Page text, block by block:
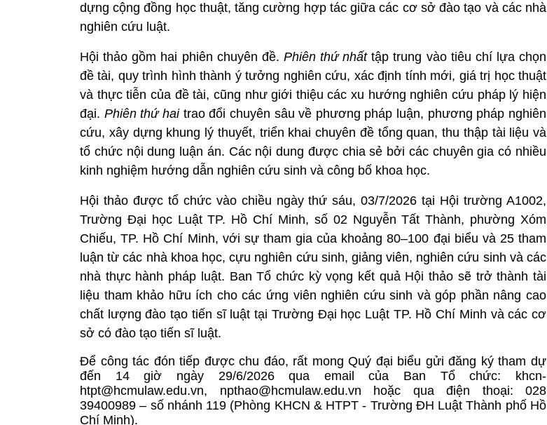
dựng cộng đồng học thuật, tăng cường hợp tác giữa các cơ sở đào tạo và các nhà
nghiên cứu luật.
Hội thảo gồm hai phiên chuyên đề. Phiên thứ nhấttập trung vào tiêu chí lựa chọn
đề tài, quy trình hình thành ý tưởng nghiên cứu, xác định tính mới, giá trị học thuật
và thực tiễn của đề tài, cũng như giới thiệu các xu hướng nghiên cứu pháp lý hiện
đại. Phiên thứ haitrao đổi chuyên sâu về phương pháp luận, phương pháp nghiên
cứu, xây dựng khung lý thuyết, triển khai chuyên đề tổng quan, thu thập tài liệu và
tổ chức nội dung luận án. Các nội dung được chia sẻ bởi các chuyên gia có nhiều
kinh nghiệm hướng dẫn nghiên cứu sinh và công bố khoa học.
Hội thảo được tổ chức vào chiều ngày thứ sáu, 03/7/2026 tại Hội trường A1002,
Trường Đại học Luật TP. Hồ Chí Minh, số 02 Nguyễn Tất Thành, phường Xóm
Chiếu, TP. Hồ Chí Minh, với sự tham gia của khoảng 80–100 đại biểu và 25 tham
luận từ các nhà khoa học, cựu nghiên cứu sinh, giảng viên, nghiên cứu sinh và các
nhà thực hành pháp luật. Ban Tổ chức kỳ vọng kết quả Hội thảo sẽ trở thành tài
liệu tham khảo hữu ích cho các ứng viên nghiên cứu sinh và góp phần nâng cao
chất lượng đào tạo tiến sĩ luật tại Trường Đại học Luật TP. Hồ Chí Minh và các cơ
sở có đào tạo tiến sĩ luật.
Để công tác đón tiếp được chu đáo, rất mong Quý đại biểu gửi đăng ký tham dự
đến 14 giờ ngày 29/6/2026qua email của Ban Tổ chức: khcn-
htpt@hcmulaw.edu.vn, npthao@hcmulaw.edu.vn hoặc qua điện thoại: 028
39400989 – số nhánh 119 (Phòng KHCN & HTPT - Trường ĐH Luật Thành phố Hồ
Chí Minh).